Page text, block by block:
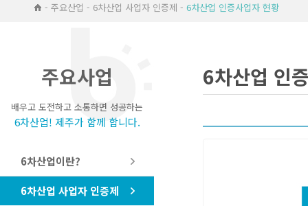
- 주요산업 - 6차산업 사업자 인증제 - 6차산업 인증사업자 현황
주요사업
배우고 도전하고 소통하면 성공하는
6차산업! 제주가 함께 합니다.
6차산업이란?
6차산업 사업자 인증제
6차산업 인